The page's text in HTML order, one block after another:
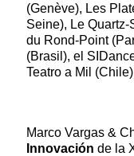
(Genève), Les
Seine), Le
du Rond-Point
(Brasil), el
Teatro a Mil
Marco Vargas &
Innovación de la